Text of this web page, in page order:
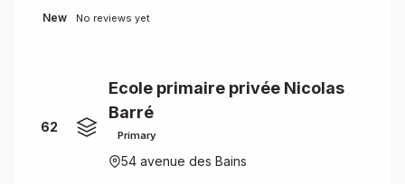
New No reviews yet
62
Ecole primaire privée Nicolas
Barré
Primary
54 avenue des Bains